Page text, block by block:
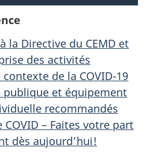
la Directive du CEMD et
des activités
de la COVID-19
publique et équipement
recommandés
– Faites votre part
dès aujourd’hui!